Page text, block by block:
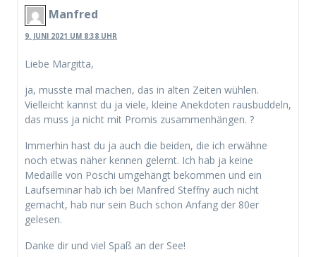
Manfred
9. JUNI 2021 UM 8:38 UHR
Liebe Margitta,
ja, musste mal machen, das in alten Zeiten wühlen.
Vielleicht kannst du ja viele, kleine Anekdoten rausbuddeln,
das muss ja nicht mit Promis zusammenhängen. ?
Immerhin hast du ja auch die beiden, die ich erwähne
noch etwas näher kennen gelernt. Ich hab ja keine
Medaille von Poschi umgehängt bekommen und ein
Laufseminar hab ich bei Manfred Steffny auch nicht
gemacht, hab nur sein Buch schon Anfang der 80er
gelesen.
Danke dir und viel Spaß an der See!